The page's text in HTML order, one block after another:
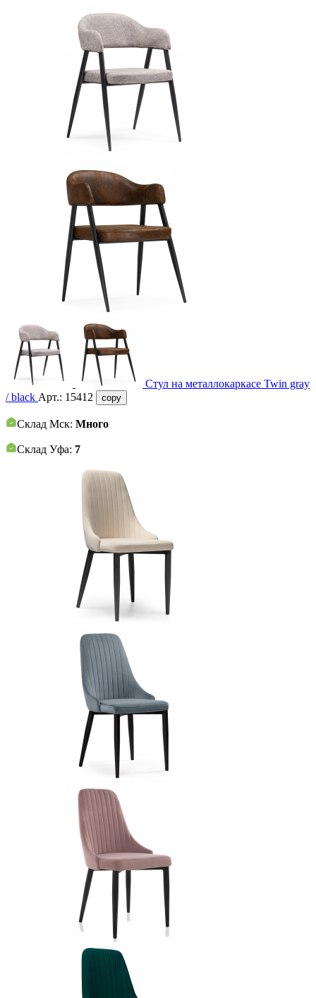
Стул на металлокаркасе Twin gray
/ black Арт.: 15412 copy
Склад Мск: Много
Склад Уфа: 7